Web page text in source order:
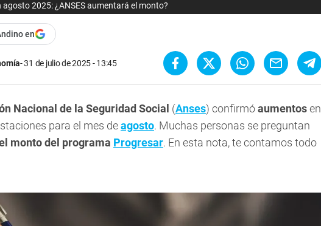
agosto 2025: ¿ANSES aumentará el monto?
en
31 de julio de 2025 - 13:45
Nacional de la Seguridad Social (Anses) confirmóaumentosen
para el mes deagosto. Muchas personas se preguntan
monto del programa Progresar. En esta nota, te contamos todo